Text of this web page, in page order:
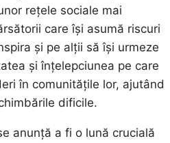
rețele sociale mai
care își asumă riscuri
și pe alții să își urmeze
și înțelepciunea pe care
în comunitățile lor, ajutând
dificile.
anunță a fi o lună crucială